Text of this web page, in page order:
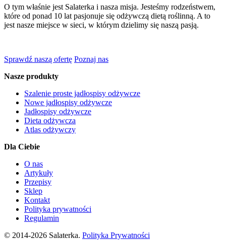
O tym właśnie jest Salaterka i nasza misja. Jesteśmy rodzeństwem,
które od ponad 10 lat pasjonuje się odżywczą dietą roślinną. A to
jest nasze miejsce w sieci, w którym dzielimy się naszą pasją.
Sprawdź naszą ofertę Poznaj nas
Nasze produkty
Szalenie proste jadłospisy odżywcze
Nowe jadłospisy odżywcze
Jadłospisy odżywcze
Dieta odżywcza
Atlas odżywczy
Dla Ciebie
O nas
Artykuły
Przepisy
Sklep
Kontakt
Polityka prywatności
Regulamin
© 2014-2026 Salaterka. Polityka Prywatności